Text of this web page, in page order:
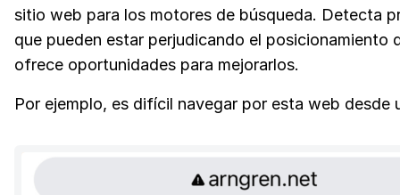
sitio web para los motores de búsqueda. Detecta
que pueden estar perjudicando el posicionamiento
ofrece oportunidades para mejorarlos.
Por ejemplo, es difícil navegar por esta web desde